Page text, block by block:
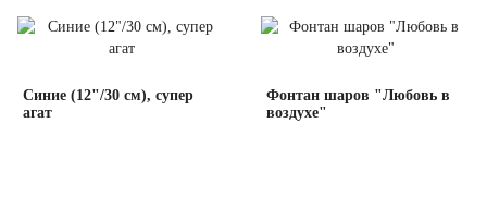
Синие (12"/30 см), супер
агат
Фонтан шаров "Любовь в
воздухе"